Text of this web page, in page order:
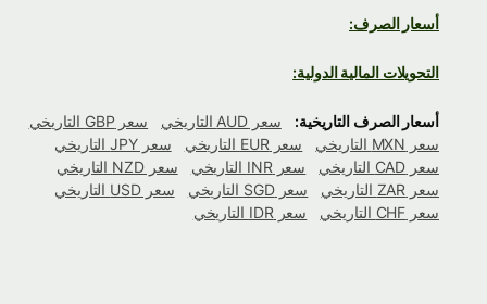
أسعار الصرف:
التحويلات المالية الدولية:
أسعار الصرف التاريخية: سعر AUD التاريخي
سعر GBP التاريخي
سعر MXN التاريخي
سعر EUR التاريخي
سعر JPY التاريخي
سعر CAD التاريخي
سعر INR التاريخي
سعر NZD التاريخي
سعر ZAR التاريخي
سعر SGD التاريخي
سعر USD التاريخي
سعر CHF التاريخي
سعر IDR التاريخي